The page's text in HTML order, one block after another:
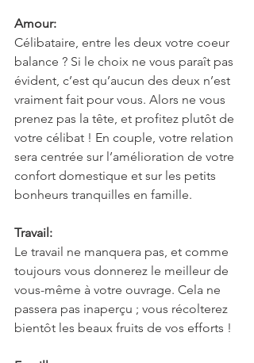
Amour:
Célibataire, entre les deux votre coeur
balance ? Si le choix ne vous paraît pas
évident, c’est qu’aucun des deux n’est
vraiment fait pour vous. Alors ne vous
prenez pas la tête, et profitez plutôt de
votre célibat ! En couple, votre relation
sera centrée sur l’amélioration de votre
confort domestique et sur les petits
bonheurs tranquilles en famille.
Travail:
Le travail ne manquera pas, et comme
toujours vous donnerez le meilleur de
vous-même à votre ouvrage. Cela ne
passera pas inaperçu ; vous récolterez
bientôt les beaux fruits de vos efforts !